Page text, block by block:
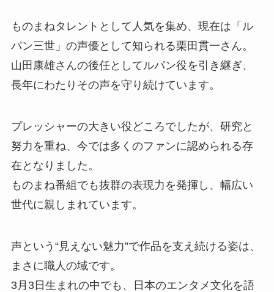
ものまねタレントとして人気を集め、現在は「ル
パン三世」の声優として知られる栗田貫一さん。
山田康雄さんの後任としてルパン役を引き継ぎ、
長年にわたりその声を守り続けています。
プレッシャーの大きい役どころでしたが、研究と
努力を重ね、今では多くのファンに認められる存
在となりました。
ものまね番組でも抜群の表現力を発揮し、幅広い
世代に親しまれています。
声という“見えない魅力”で作品を支え続ける姿は、
まさに職人の域です。
3月3日生まれの中でも、日本のエンタメ文化を語